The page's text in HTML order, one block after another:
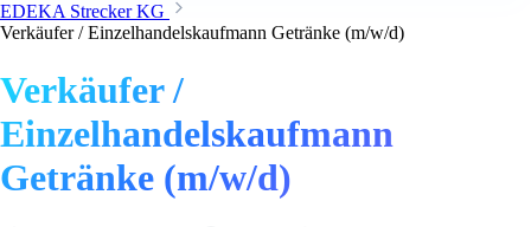
EDEKA Strecker KG
Verkäufer / Einzelhandelskaufmann Getränke (m/w/d)
Verkäufer /
Einzelhandelskaufmann
Getränke (m/w/d)